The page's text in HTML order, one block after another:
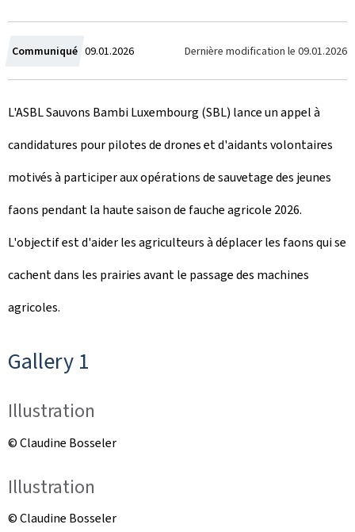
Communiqué C
r
é
e
l
e
09.01.2026 Dernière modification le 09.01.2026
L'ASBL Sauvons Bambi Luxembourg (SBL) lance un appel à
candidatures pour pilotes de drones et d'aidants volontaires
motivés à participer aux opérations de sauvetage des jeunes
faons pendant la haute saison de fauche agricole 2026.
L'objectif est d'aider les agriculteurs à déplacer les faons qui se
cachent dans les prairies avant le passage des machines
agricoles.
Gallery 1
Illustration
© Claudine Bosseler
Illustration
© Claudine Bosseler